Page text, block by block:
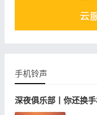
手机铃声
深夜俱乐部丨你还换手